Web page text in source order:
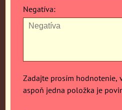
Negatíva:
Zadajte prosím hodnotenie,
aspoň jedna položka je